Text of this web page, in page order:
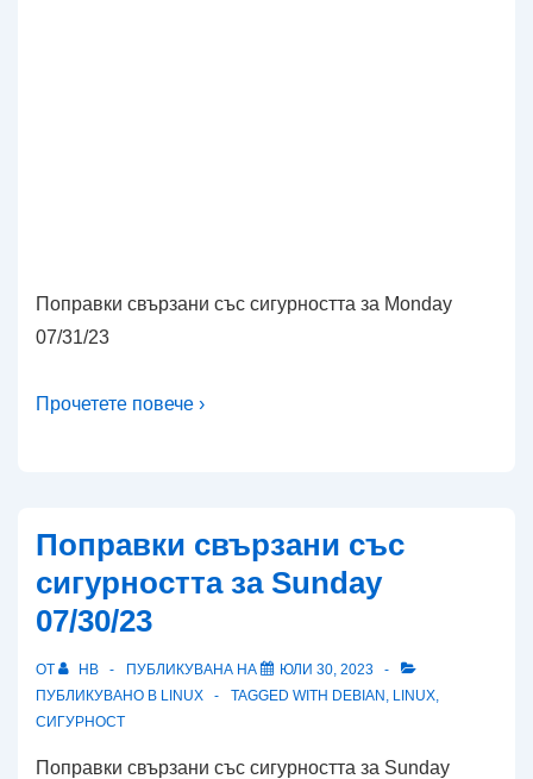
Поправки свързани със сигурността за Monday
07/31/23
Прочетете повече ›
Поправки свързани със
сигурността за Sunday
07/30/23
ОТ HB ПУБЛИКУВАНА НА
ЮЛИ 30, 2023
ПУБЛИКУВАНО В LINUX TAGGED WITH DEBIAN , LINUX,
СИГУРНОСТ
Поправки свързани със сигурността за Sunday